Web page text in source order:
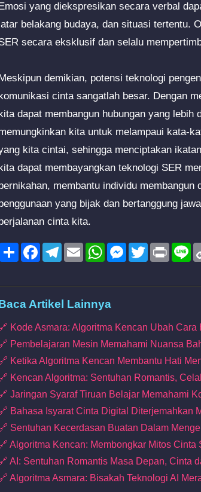
yang diekspresikan secara verbal
belakang budaya, dan situasi tertentu.
secara eksklusif dan selalu
demikian, potensi teknologi
cinta sangatlah besar. Dengan
dapat membangun hubungan yang
kita untuk melampaui kata-
kita cintai, sehingga menciptakan
dapat membayangkan teknologi SER
membantu individu membangun
yang bijak dan bertanggung
cinta kita.
ShareFacebookTelegram
EmailWhatsAppMessenger
TwitterPrint
Artikel Lainnya
Kode Asmara: Algoritma Kencan Ubah Cara
Pembelajaran Mesin Memahami Nuansa
Ketika Algoritma Kencan Membantu Hati
Kencan Algoritma: Sentuhan Romantis,
Jaringan Syaraf Tiruan Belajar Memahami
Bahasa Isyarat Cinta Digital Diterjemahkan
Sentuhan Kecerdasan Buatan Dalam
Algoritma Kencan: Membongkar Mitos
AI: Sentuhan Romantis Masa Depan, Cinta
Algoritma Asmara: Bisakah Teknologi AI